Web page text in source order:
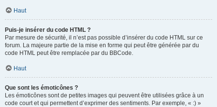
Haut
Puis-je insérer du code HTML ?
Par mesure de sécurité, il n’est pas possible d’insérer du code HTML sur ce
forum. La majeure partie de la mise en forme qui peut être générée par du
code HTML peut être remplacée par du BBCode.
Haut
Que sont les émoticônes ?
Les émoticônes sont de petites images qui peuvent être utilisées grâce à un
code court et qui permettent d’exprimer des sentiments. Par exemple, « :) »